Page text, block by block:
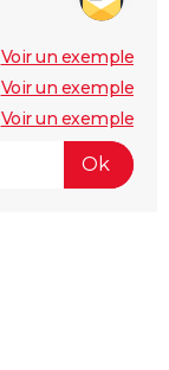
Voir un exemple
Voir un exemple
Voir un exemple